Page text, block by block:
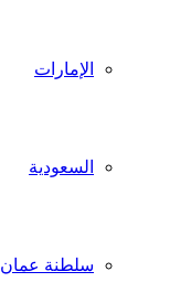
الإمارات
السعودية
سلطنة عمان